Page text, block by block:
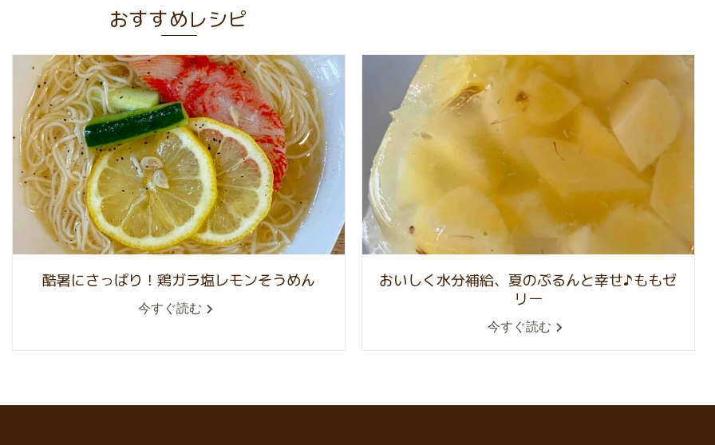
おすすめレシピ
酷暑にさっぱり！鶏ガラ塩レモンそうめん
今すぐ読む
おいしく水分補給、夏のぷるんと幸せ♪ももゼ
リー
今すぐ読む